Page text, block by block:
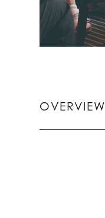
OVERVIEW